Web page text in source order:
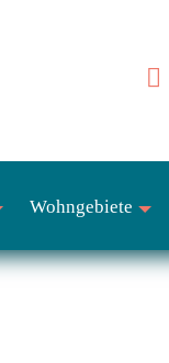
Wohngebiete